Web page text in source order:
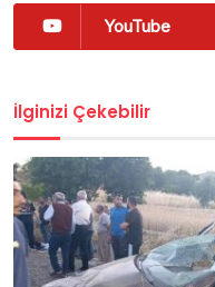
YouTube
İlginizi Çekebilir